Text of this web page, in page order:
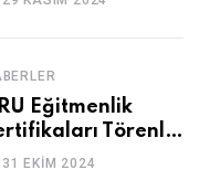
Eğitmenlik
Törenle
31 EKIM 2024